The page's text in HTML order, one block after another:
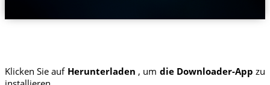
Klicken Sie auf Herunterladen , um die Downloader-App zu